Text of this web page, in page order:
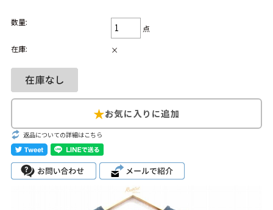
大きいサイズ
Search by Brand
ラルフ ローレン ザ・ノース・フェ
イス
チャンピオン
カーハート ディッキーズ
数量:
点
在庫:
×
返品についての詳細はこちら